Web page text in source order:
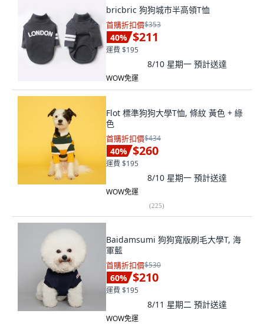
bricbric 狗狗城市半高領T恤
首購折扣價$353
40% $211
運費 $195
8/10 星期一 預計送達
WOW免運
Flot 標準狗狗大學T恤, 條紋 黃色 + 綠
色
首購折扣價$434
40% $260
運費 $195
8/10 星期一 預計送達
WOW免運
(225)
Baidamsumi 狗狗寬版刷毛大學T, 海
軍藍
首購折扣價$530
60% $210
運費 $195
8/11 星期二 預計送達
WOW免運